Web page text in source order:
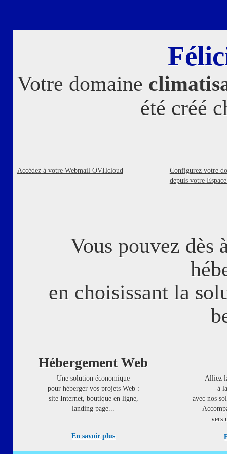
Votre domaine
été créé
Accédez à votre Webmail OVHcloud
Configurez votre
depuis votre
Vous pouvez dès
en choisissant la
Hébergement Web
Une solution économique
pour héberger vos projets Web :
site Internet, boutique en ligne,
landing page...
En savoir plus
Alliez
à
avec nos
vers